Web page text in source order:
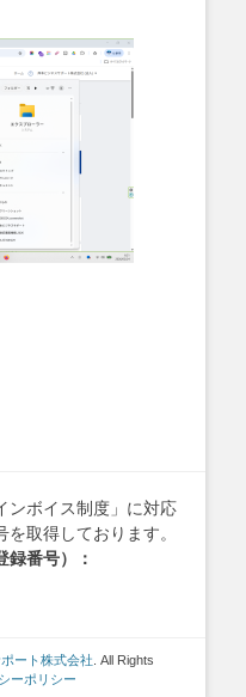
ンボイス制度」に対応
取得しております。
録番号）：
ート株式会社 . All Rights
ーポリシー